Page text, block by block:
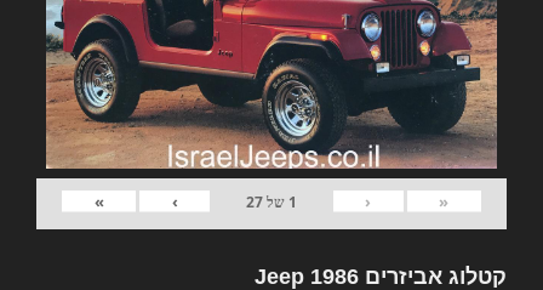
«
‹
1 של27
›
»
קטלוג אביזרים Jeep 1986